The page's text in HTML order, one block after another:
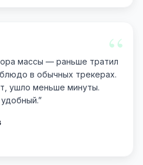
“
массы — раньше тратил
в обычных трекерах.
ушло меньше минуты.
”